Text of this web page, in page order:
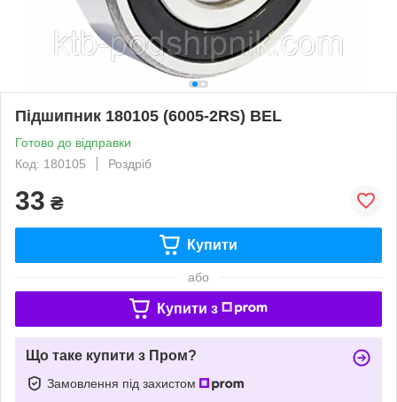
Підшипник 180105 (6005-2RS) BEL
Готово до відправки
Код: 180105
Роздріб
33 ₴
Купити
або
Купити з
Що таке купити з Пром?
Замовлення під захистом